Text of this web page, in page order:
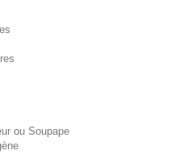
ou Soupape